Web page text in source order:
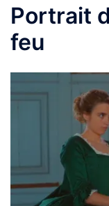
Portrait
feu